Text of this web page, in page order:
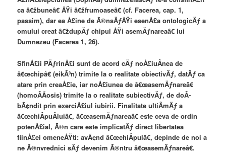
ca â€žbuneâ€ ÅŸi â€žfrumoaseâ€ (cf. Facerea, cap. 1,
passim), dar ea Å£ine de Ã®nsÄƒÅŸi esenÅ£a ontologicÄƒ a
omului creat â€ždupÄƒ chipul ÅŸi asemÄƒnareaâ€ lui
Dumnezeu (Facerea 1, 26).
SfinÅ£ii PÄƒrinÅ£i sunt de acord cÄƒ noÅ£iuÂ­nea de
â€œchipâ€ (eikÃ³n) trimite la o realitate obiectivÄƒ, datÄƒ ca
atare prin creaÅ£ie, iar noÅ£iunea de â€œasemÄƒnareâ€
(homoÂ­Ã­osis) trimite la o realitate subiectivÄƒ, de doÂ­
bÃ¢ndit prin exerciÅ£iul iubirii. Finalitate ultiÂ­mÄƒ a
â€œchiÂ­puÂ­luiâ€, â€œasemÄƒnareaâ€ este ceva de ordin
potenÅ£ial, Ã®n care este implicatÄƒ direct libertatea
fiinÅ£ei omeneÅŸti: avÃ¢nd â€œchiÂ­pulâ€, depinde de noi a
ne Ã®nvrednici sÄƒ devenim Ã®ntru â€œasemÄƒnareâ€.